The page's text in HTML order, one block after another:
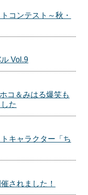
コンテスト～秋・
Vol.9
コ＆みはる爆笑も
た
キャラクター「ち
されました！